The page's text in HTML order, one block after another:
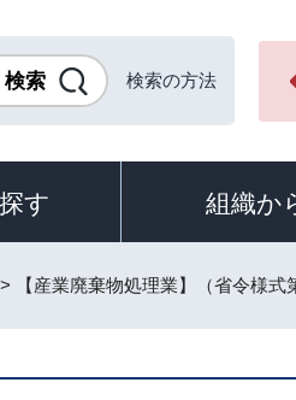
検索の方法
す 組織か
> 【産業廃棄物処理業】（省令様式